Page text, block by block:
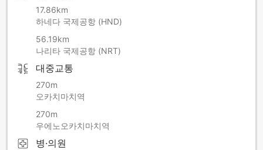
17.86km
하네다 국제공항 (HND)
56.19km
나리타 국제공항 (NRT)
대중교통
270m
오카치마치역
270m
우에노오카치마치역
병·의원